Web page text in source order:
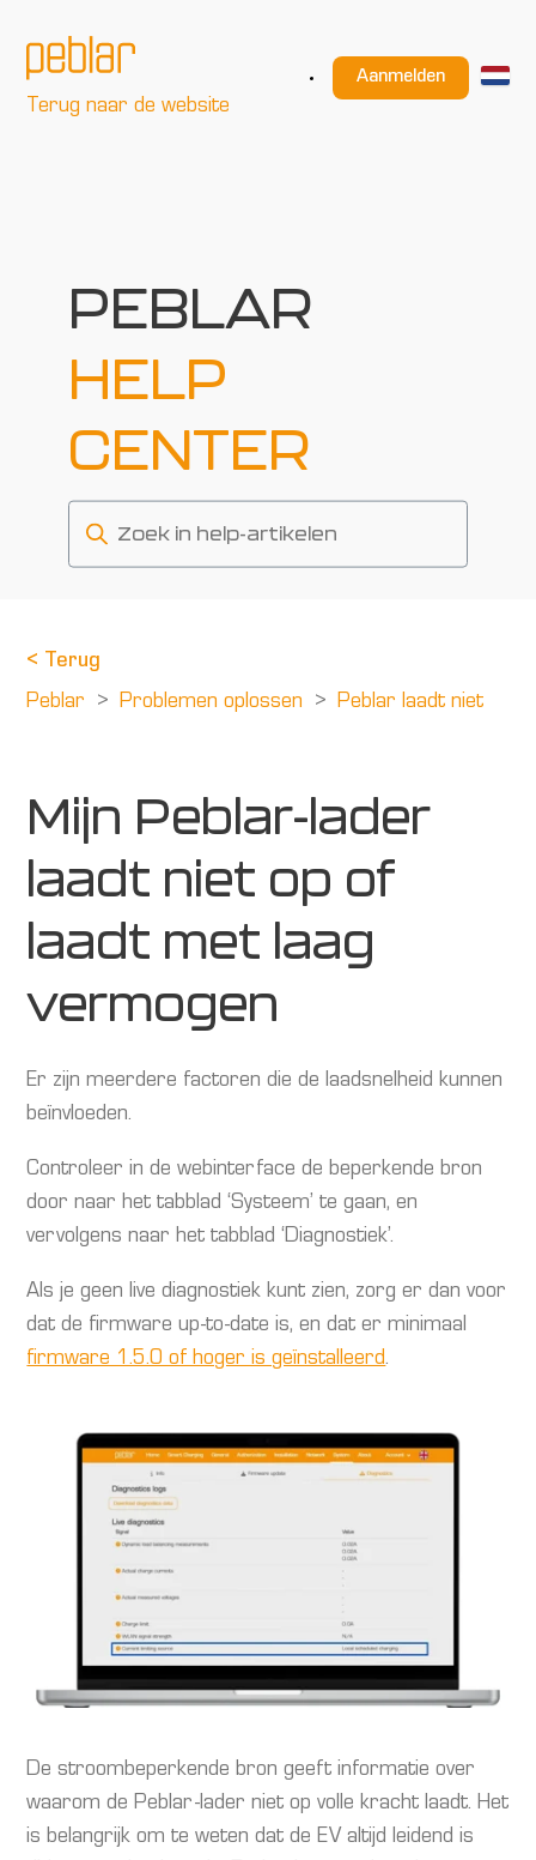
Terug naar de website
Aanmelden
PEBLAR
HELP
CENTER
<
Terug
Peblar
Problemen oplossen Peblar laadt niet
Mijn Peblar-lader
laadt niet op of
laadt met laag
vermogen
Er zijn meerdere factoren die de laadsnelheid kunnen
beïnvloeden.
Controleer in de webinterface de beperkende bron
door naar het tabblad ‘Systeem’ te gaan, en
vervolgens naar het tabblad ‘Diagnostiek’.
Als je geen live diagnostiek kunt zien, zorg er dan voor
dat de firmware up-to-date is, en dat er minimaal
firmware 1.5.0 of hoger is geïnstalleerd.
De stroombeperkende bron geeft informatie over
waarom de Peblar-lader niet op volle kracht laadt. Het
is belangrijk om te weten dat de EV altijd leidend is